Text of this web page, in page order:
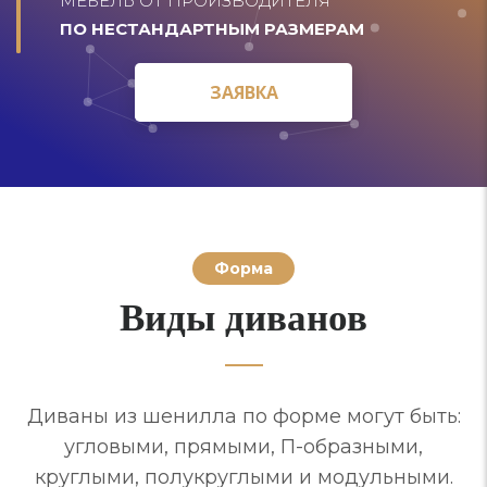
ПО НЕСТАНДАРТНЫМ РАЗМЕРАМ
ЗАЯВКА
ЗАЯВКА
Форма
Виды диванов
Диваны из шенилла по форме могут быть:
угловыми, прямыми, П-образными,
круглыми, полукруглыми и модульными.